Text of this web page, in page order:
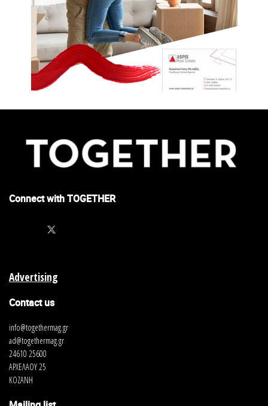
Connect with TOGETHER
Advertising
Contact us
info@togethermag.gr
ad@togethermag.gr
24610 25600
ΑΡΧΕΛΑΟΥ 25
ΚΟΖΑΝΗ